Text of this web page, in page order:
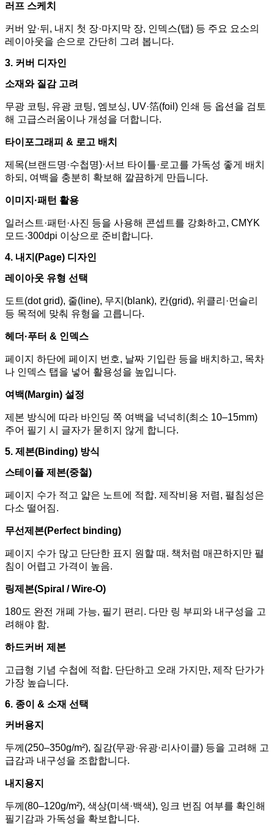
러프 스케치
커버 앞·뒤 , 내지 첫 장·마지막 장, 인덱스(탭) 등 주요 요소의
레이아웃을 손으로 간단히 그려 봅니다.
3. 커버 디자인
소재와 질감 고려
무광 코팅, 유광 코팅, 엠보싱, UV·箔(foil) 인쇄 등 옵션을 검토
해 고급스러움이나 개성을 더합니다.
타이포그래피 & 로고 배치
제목(브랜드명·수첩명)·서브 타이틀·로고를 가독성 좋게 배치
하되 , 여백을 충분히 확보해 깔끔하게 만듭니다.
이미지 ·패턴 활용
일러스트·패턴 ·사진 등을 사용해 콘셉트를 강화하고, CMYK
모드·300dpi 이상으로 준비합니다.
4. 내지 (Page) 디자인
레이아웃 유형 선택
도트(dot grid), 줄(line), 무지 (blank), 칸(grid), 위클리 ·먼슬리
등 목적에 맞춰 유형을 고릅니다.
헤더 ·푸터 & 인덱스
페이지 하단에 페이지 번호, 날짜 기입란 등을 배치하고, 목차
나 인덱스 탭을 넣어 활용성을 높입니다.
여백(Margin) 설정
제본 방식에 따라 바인딩 쪽 여백을 넉넉히 (최소 10–15mm)
주어 필기 시 글자가 묻히지 않게 합니다.
5. 제본(Binding) 방식
스테이플 제본(중철)
페이지 수가 적고 얇은 노트에 적합. 제작비용 저렴, 펼침성은
다소 떨어짐.
무선제본(Perfect binding)
페이지 수가 많고 단단한 표지 원할 때 . 책처럼 매끈하지만 펼
침이 어렵고 가격이 높음.
링제본(Spiral / Wire-O)
180도 완전 개폐 가능, 필기 편리 . 다만 링 부피와 내구성을 고
려해야 함.
하드커버 제본
고급형 기념 수첩에 적합. 단단하고 오래 가지만, 제작 단가가
가장 높습니다.
6. 종이 & 소재 선택
커버용지
두께 (250–350g/m²), 질감(무광·유광·리사이클) 등을 고려해 고
급감과 내구성을 조합합니다.
내지용지
두께 (80–120g/m²), 색상(미색·백색), 잉크 번짐 여부를 확인해
필기감과 가독성을 확보합니다.